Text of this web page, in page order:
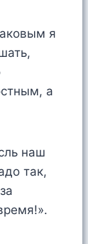
я
а
наш
так,